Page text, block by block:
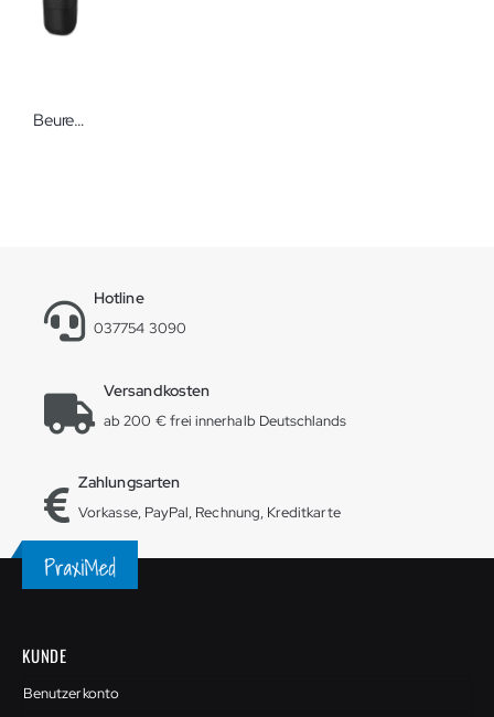
Beurer Luftbefeuchter LB 200 schwarz
Hotline
037754 3090
Versandkosten
ab 200 € frei innerhalb Deutschlands
Zahlungsarten
Vorkasse, PayPal, Rechnung, Kreditkarte
KUNDE
Benutzerkonto